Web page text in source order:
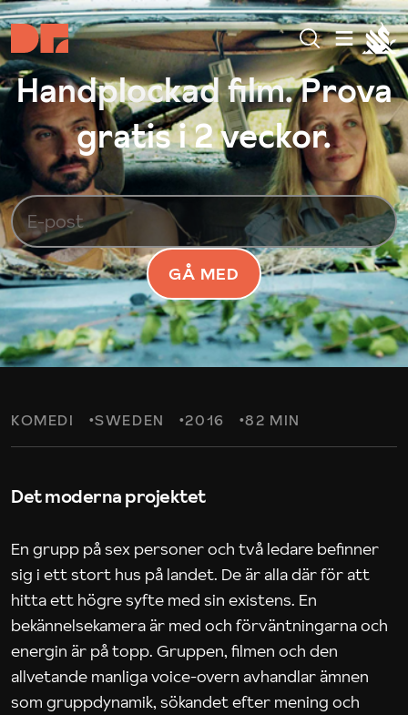
Handplockad film. Prova
gratis i 2 veckor.
GÅ MED
KOMEDI SWEDEN 2016 82 MIN
Det moderna projektet
En grupp på sex personer och två ledare befinner
sig i ett stort hus på landet. De är alla där för att
hitta ett högre syfte med sin existens. En
bekännelsekamera är med och förväntningarna och
energin är på topp. Gruppen, filmen och den
allvetande manliga voice-overn avhandlar ämnen
som gruppdynamik, sökandet efter mening och